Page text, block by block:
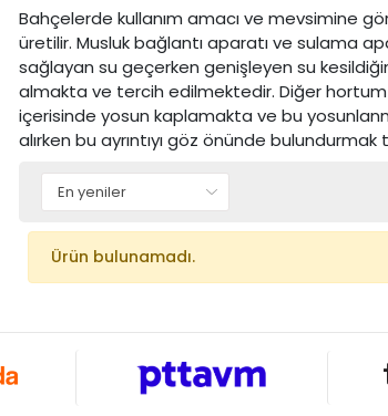
Bahçelerde kullanım amacı ve mevsimine
üretilir. Musluk bağlantı aparatı ve sulama
sağlayan su geçerken genişleyen su
almakta ve tercih edilmektedir. Diğer
içerisinde yosun kaplamakta ve bu
alırken bu ayrıntıyı göz önünde
Ürün bulunamadı.